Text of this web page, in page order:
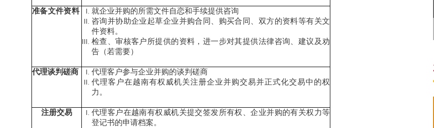
准备文件资料
就企业并购的所需文件自恋和手续提供咨询
咨询并协助企业起草企业并购合同、购买合同、双方的资料等有关文
件资料。
检查、审核客户所提供的资料，进一步对其提供法律咨询、建议及劝
告（若需要）
代理谈判磋商
代理客户参与企业并购的谈判磋商
代理客户在越南有权威机关注册企业并购交易并正式化交易中的权
力。
注册交易
代理客户在越南有权威机关提交签发所有权、企业并购的有关权力等
登记书的申请档案。